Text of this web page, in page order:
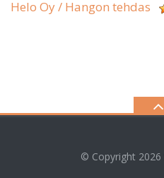
Helo Oy / Hangon tehdas
© Copyright 2026